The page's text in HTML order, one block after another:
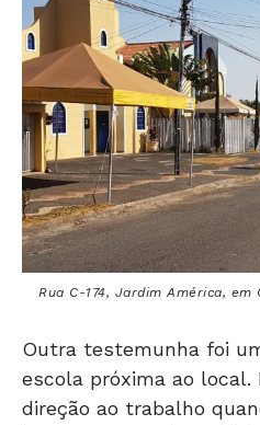
Rua C-174, Jardim América, em
Outra testemunha foi
escola próxima ao local.
direção ao trabalho